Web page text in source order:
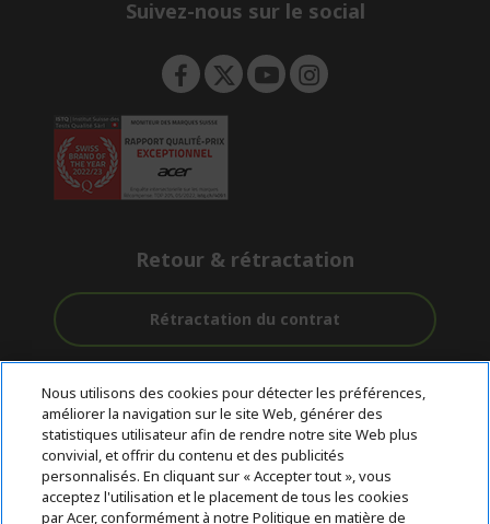
Suivez-nous sur le social
Retour & rétractation
Rétractation du contrat
Livraison
Gratuite
avant et après-
vente
Paiement
Sécurisé
© 2026 Acer Inc.
CPYou BV est le revendeur et marchand agréé pour les produits et
services proposés au sein de ce magasin.
Nous utilisons des cookies pour détecter les préférences,
améliorer la navigation sur le site Web, générer des
statistiques utilisateur afin de rendre notre site Web plus
convivial, et offrir du contenu et des publicités
personnalisés. En cliquant sur « Accepter tout », vous
acceptez l'utilisation et le placement de tous les cookies
par Acer, conformément à notre Politique en matière de